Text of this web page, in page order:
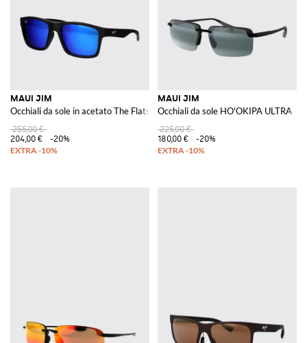
MAUI JIM
Occhiali da sole in acetato The Flats
255,00 €
204,00 €
-20%
MAUI JIM
Occhiali da sole HO'OKIPA ULTRA
225,00 €
180,00 €
-20%